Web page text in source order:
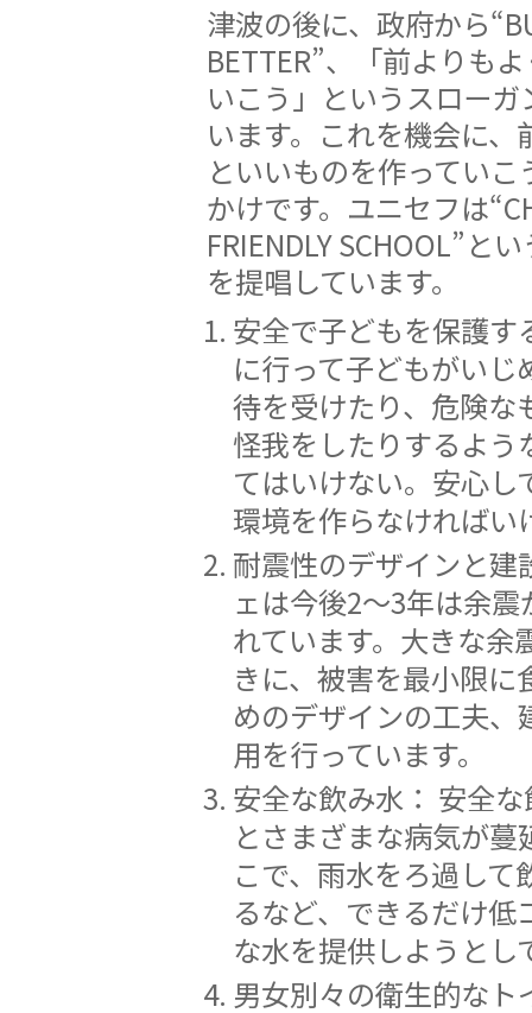
津波の後に、政府から
BETTER”、「前よりも
いこう」というスローガ
います。これを機会に、
といいものを作ってい
かけです。ユニセフは
FRIENDLY SCHOOL”と
を提唱しています。
安全で子どもを保護す
に行って子どもがいじ
待を受けたり、危険な
怪我をしたりするよう
てはいけない。安心し
環境を作らなければい
耐震性のデザインと建
ェは今後2〜3年は余
れています。大きな余
きに、被害を最小限に
めのデザインの工夫、
用を行っています。
安全な飲み水： 安全
とさまざまな病気が蔓
こで、雨水をろ過して
るなど、できるだけ低
な水を提供しようとし
男女別々の衛生的なト